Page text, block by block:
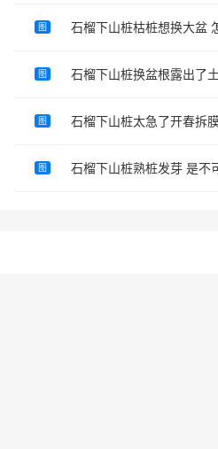
图 石榴下山桩枯桩想换大盆
图 石榴下山桩换盆根露出了
图 石榴下山桩太急了开春拆
图 石榴下山桩熟桩发芽 是不